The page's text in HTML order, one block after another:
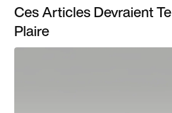
Ces Articles Devraient Te
Plaire